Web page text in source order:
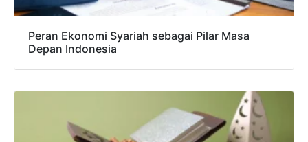
Peran Ekonomi Syariah sebagai Pilar Masa
Depan Indonesia